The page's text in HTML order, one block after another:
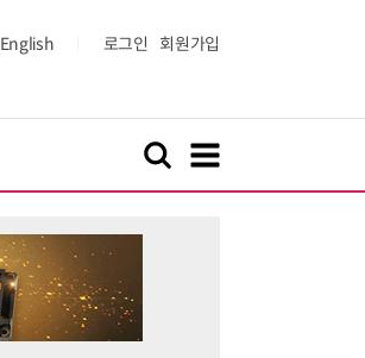
English 로그인 회원가입